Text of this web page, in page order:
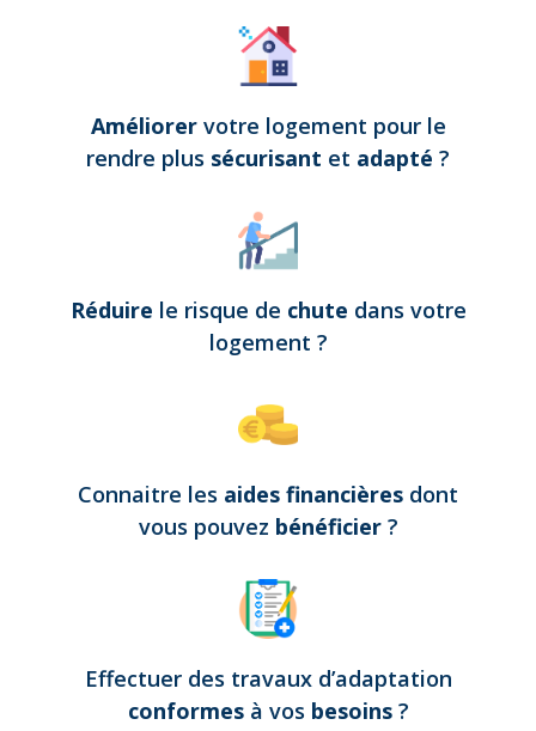
Améliorer votre logement pour le
rendre plus sécurisant et adapté ?
Réduire le risque de chute dans votre
logement ?
Connaitre les aides financières dont
vous pouvez bénéficier ?
Effectuer des travaux d’adaptation
conformes à vos besoins ?